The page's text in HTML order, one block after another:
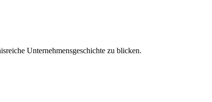
Unternehmensgeschichte zu blicken.